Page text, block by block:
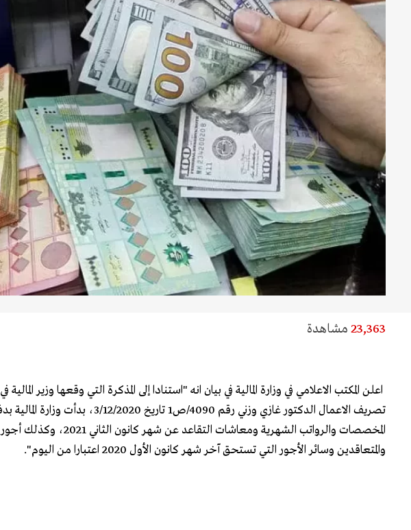
23,363 مشاهدة
اعلن المكتب الاعلامي في وزارة المالية في بيان انه "استنادا إلى المذكرة التي وقعها وزير
تصريف الاعمال الدكتور غازي وزني رقم 4090/ص1 تاريخ 3/12/2020، بدأت وزارة
المخصصات والرواتب الشهرية ومعاشات التقاعد عن شهر كانون
والمتعاقدين وسائر الأجور التي تستحق آخر شهر كانون الأول 2020 اعتبارا من اليوم".